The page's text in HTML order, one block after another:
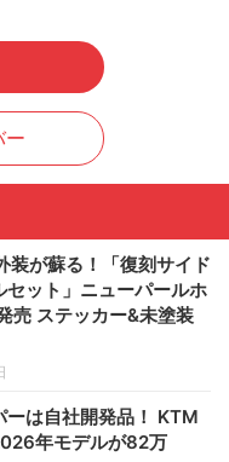
ー
装が蘇る！「復刻サイド
ット」ニューパールホ
売 ステッカー&未塗装
ーは自社開発品！ KTM
年モデルが82万